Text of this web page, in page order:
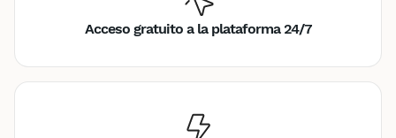
Acceso gratuito a la plataforma 24/7